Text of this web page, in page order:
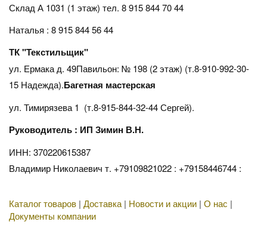
Склад А 1031 (1 этаж) тел. 8 915 844 70 44
Наталья : 8 915 844 56 44
ТК "Текстильщик"
ул. Ермака д. 49Павильон: № 198 (2 этаж) (т.8-910-992-30-
15 Надежда).Багетная мастерская
ул. Тимирязева 1 (т.8-915-844-32-44 Сергей).
Руководитель : ИП Зимин В.Н.
ИНН: 370220615387
Владимир Николаевич т. +79109821022 : +79158446744 :
Каталог товаров | Доставка | Новости и акции | О нас |
Документы компании